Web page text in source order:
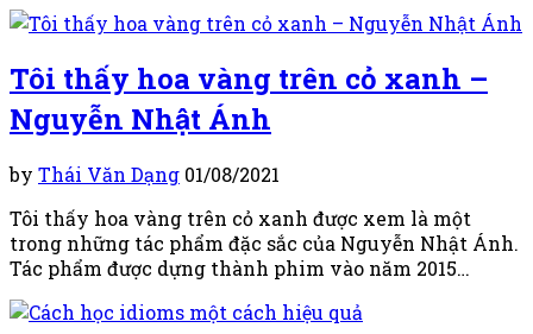
Tôi thấy hoa vàng trên cỏ xanh –
Nguyễn Nhật Ánh
by Thái Văn Dạng 01/08/2021
Tôi thấy hoa vàng trên cỏ xanh được xem là một
trong những tác phẩm đặc sắc của Nguyễn Nhật Ánh.
Tác phẩm được dựng thành phim vào năm 2015…